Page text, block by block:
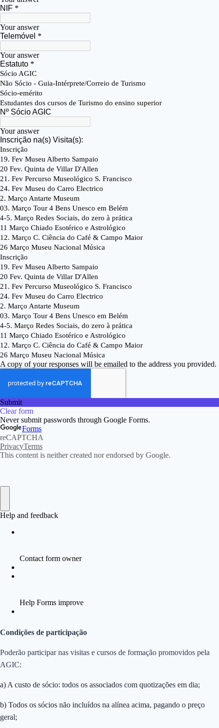
Condições de participação
Poderão participar nas visitas e cursos de formação promovidos pela
AGIC:
a) A custo de sócio: todos os associados com quotizações em dia;
b) Todos os sócios não incluídos na alínea acima, pagando o preço
geral;